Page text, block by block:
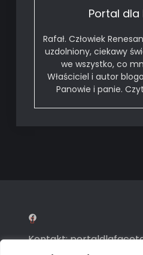
Portal dla
Rafał. Człowiek
uzdolniony, ciekawy
we wszystko, co
Właściciel i autor
Panowie i panie.
Facebook
Kontakt: